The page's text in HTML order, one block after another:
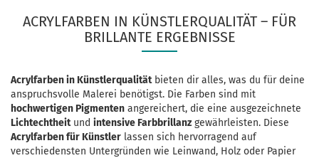
ACRYLFARBEN IN KÜNSTLERQUALITÄT – FÜR
BRILLANTE ERGEBNISSE
Acrylfarben in Künstlerqualitätbieten dir alles, was du für deine
anspruchsvolle Malerei benötigst. Die Farben sind mit
hochwertigen Pigmenten angereichert, die eine ausgezeichnete
Lichtechtheitund intensive Farbbrillanz gewährleisten. Diese
Acrylfarben für Künstler lassen sich hervorragend auf
verschiedensten Untergründen wie Leinwand, Holz oder Papier